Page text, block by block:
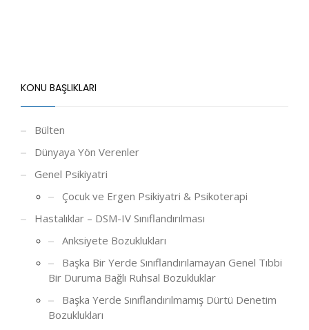
KONU BAŞLIKLARI
Bülten
Dünyaya Yön Verenler
Genel Psikiyatri
Çocuk ve Ergen Psikiyatri & Psikoterapi
Hastalıklar – DSM-IV Sınıflandırılması
Anksiyete Bozuklukları
Başka Bir Yerde Sınıflandırılamayan Genel Tıbbi
Bir Duruma Bağlı Ruhsal Bozukluklar
Başka Yerde Sınıflandırılmamış Dürtü Denetim
Bozuklukları